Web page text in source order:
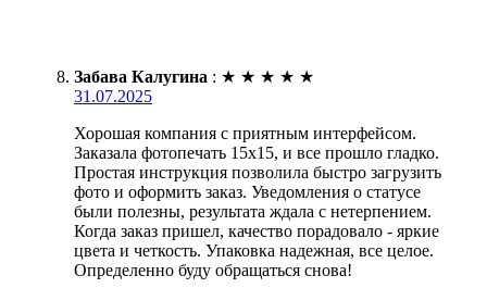
Забава Калугина : ★ ★ ★ ★ ★
31.07.2025
Хорошая компания с приятным интерфейсом.
Заказала фотопечать 15х15, и все прошло гладко.
Простая инструкция позволила быстро загрузить
фото и оформить заказ. Уведомления о статусе
были полезны, результата ждала с нетерпением.
Когда заказ пришел, качество порадовало - яркие
цвета и четкость. Упаковка надежная, все целое.
Определенно буду обращаться снова!